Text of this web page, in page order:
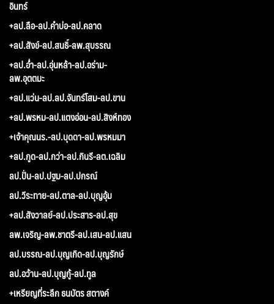
อินทร์
+ลป.ลือ-ลป.คำบ่อ-ลป.คลาด
+ลป.สังข์-ลป.สนธิ์-ลพ.สุบรรณ
+ลป.อ่ำ-ลป.อุ่นหล้า-ลป.อร่าม-
ลพ.อุตตมะ
+ลป.แว่น-ลป.ลป.จันทร์โสม-ลป.ขาน
+ลป.พรหม-ลป.แตงอ่อน-ลป.สิงห์ทอง
+เจ้าคุณนร.-ลป.บุดดา-ลป.พรหมมา
+ลป.กูด-ลป.กว่า-ลป.กินรี-ลต.เฉลิม
ลป.ปั่น-ลป.ปฐม-ลป.ปกรณ์
ลป.วีระทาย-ลป.ตาล-ลป.บุญอุ้ม
+ลป.สังวาลย์-ลป.ประสาร-ลป.สุข
ลพ.เจริญ-ลพ.ชาตรี-ลป.เสน-ลป.แสน
ลป.บรรณ-ลป.บุญเกิด-ลป.บุญรักษ์
ลป.อว้าน-ลป.บุญกู้-ลป.ทูล
+เหรียญที่ระลึก ธนบัตร สตางค์